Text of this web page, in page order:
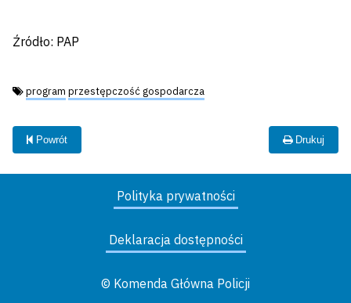
Źródło: PAP
Tagi:
program przestępczość gospodarcza
Powrót Drukuj
Polityka prywatności
Deklaracja dostępności
© Komenda Główna Policji